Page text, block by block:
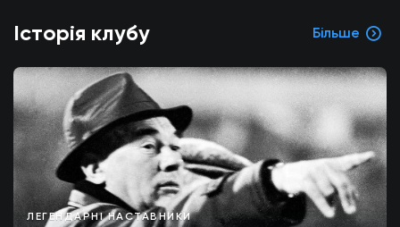
Історія клубу Більше
ЛЕГЕНДАРНІ НАСТАВНИКИ